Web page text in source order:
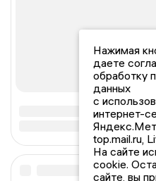
Нажимая
даете
обработку
данных
с
интернет-
top.mail.ru,
На сайте
cookie.
сайте, вы